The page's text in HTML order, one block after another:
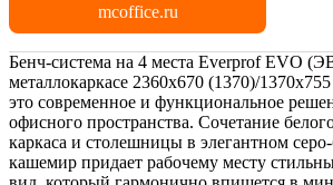
mcoffice.ru
Бенч-система на 4 места Everprof EVO
металлокаркасе 2360х670 (1370)/
это современное и функциональное
офисного пространства. Сочетание
каркаса и столешницы в элегантном
кашемир придает рабочему месту